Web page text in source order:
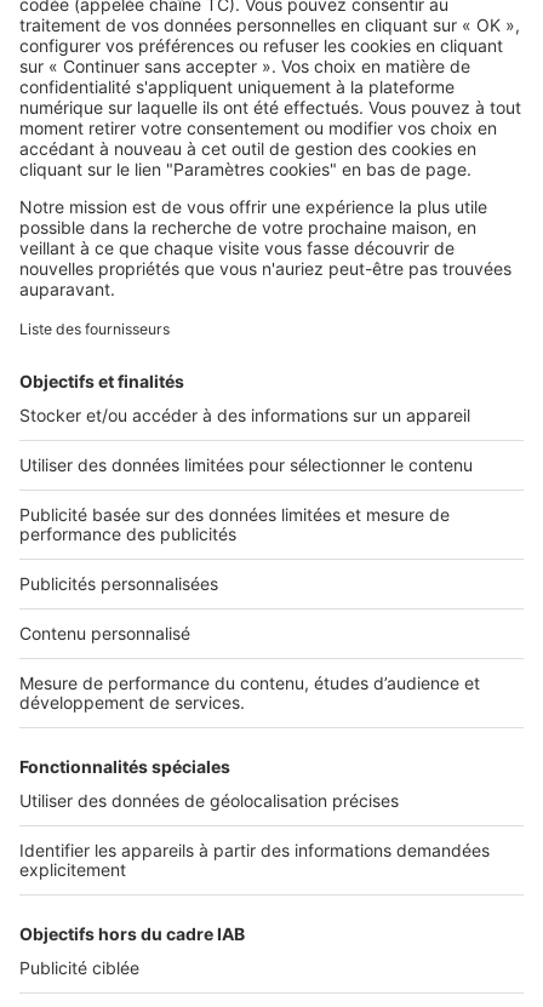
SeLoger c'est aussi
Retrouvez-nous sur ...
L'ENTREPRISE
Qui sommes-nous ?
Nous contacter
Nous recrutons
NOS APPLICATIONS
Découvrez nos applications
Tous nos services pro
Accès client
Mes annonces sur SeLoger
À DÉCOUVRIR
Tout l'immobilier
Toutes les villes
Tous les départements